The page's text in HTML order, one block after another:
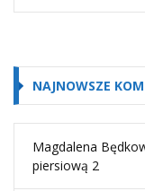
NAJNOWSZE
Magdalena
piersiową 2